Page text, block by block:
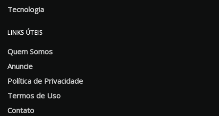
Tecnologia
LINKS ÚTEIS
Quem Somos
Anuncie
Política de Privacidade
Termos de Uso
Contato